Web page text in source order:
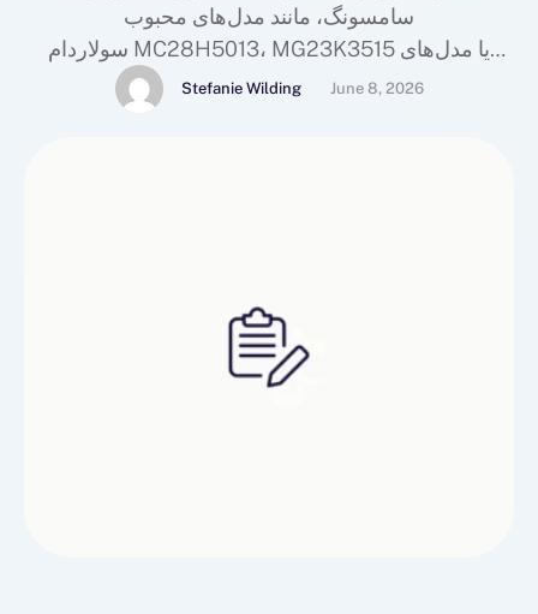
سامسونگ، مانند مدل‌های محبوب
سولاردام MC28H5013، MG23K3515 یا مدل‌های
قابل توجهی از پسماند الکترونیک تبدیل می‌شوند. بر
Stefanie Wilding June 8, 2026